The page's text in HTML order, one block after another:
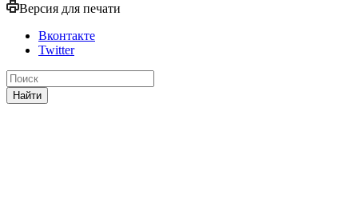
Версия для печати
Вконтакте
Twitter
Найти